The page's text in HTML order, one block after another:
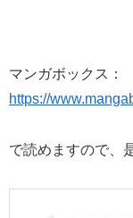
マンガボックス：
https://
で読めますので、